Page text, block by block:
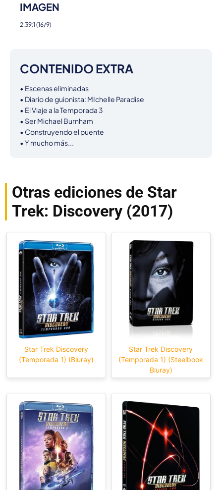
IMAGEN
2.39:1 (16/9)
CONTENIDO EXTRA
• Escenas eliminadas
• Diario de guionista: MIchelle Paradise
• El Viaje a la Temporada 3
• Ser Michael Burnham
• Construyendo el puente
• Y mucho más...
Otras ediciones de Star
Trek: Discovery (2017)
Star Trek Discovery
(Temporada 1) (Bluray)
Star Trek Discovery
(Temporada 1) (Steelbook
Bluray)